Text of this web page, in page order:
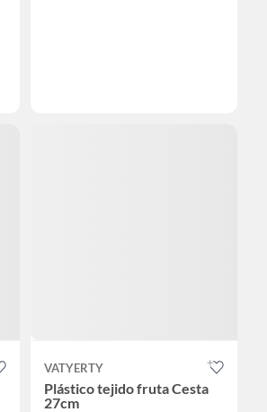
VATYERTY
Plástico tejido fruta Cesta
27cm